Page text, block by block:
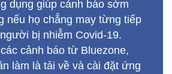
dụng giúp cảnh báo sớm
nếu họ chẳng may từng tiếp
bị nhiễm Covid-19.
cảnh báo từ Bluezone,
làm là tải về và cài đặt ứng